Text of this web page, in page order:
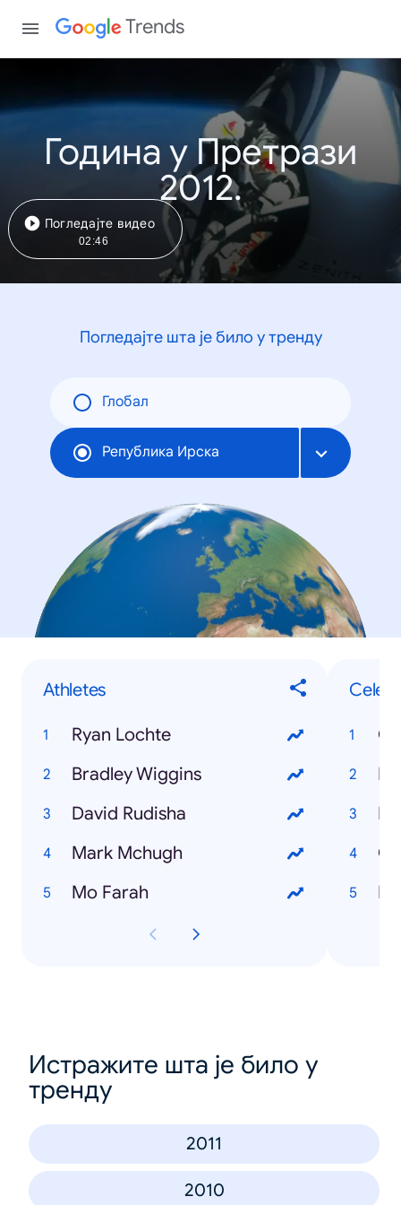
Trends
Година у Претрази
2012.
Погледајте видео
02:46
Погледајте шта је било у тренду
Глобал
Република Ирска
Athletes
Ryan Lochte
Bradley Wiggins
David Rudisha
Mark Mchugh
Mo Farah
Истражите шта је било у
тренду
2011
2010